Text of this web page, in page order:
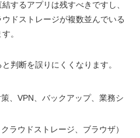
するアプリは残すべきですし、
ドストレージが複数並んでいる
。
判断を誤りにくくなります。
、VPN、バックアップ、業務シ
ラウドストレージ、ブラウザ）